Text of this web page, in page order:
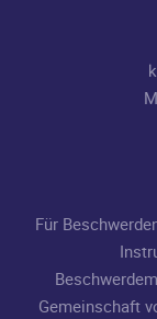
Für
Gemeinschaft